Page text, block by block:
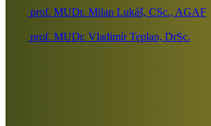
prof. MUDr. Milan Lukáš, CSc., AGAF
prof. MUDr. Vladimír Teplan, DrSc.